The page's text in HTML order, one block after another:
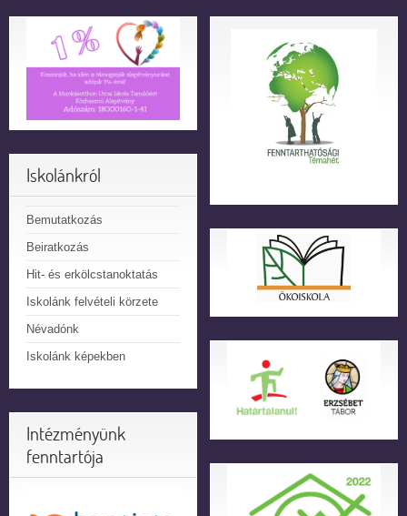
Iskolánkról
Bemutatkozás
Beiratkozás
Hit- és erkölcstanoktatás
Iskolánk felvételi körzete
Névadónk
Iskolánk képekben
Intézményünk
fenntartója